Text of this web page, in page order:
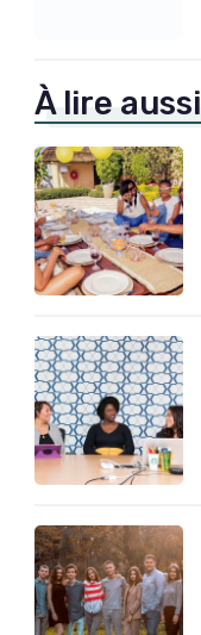
À lire aussi